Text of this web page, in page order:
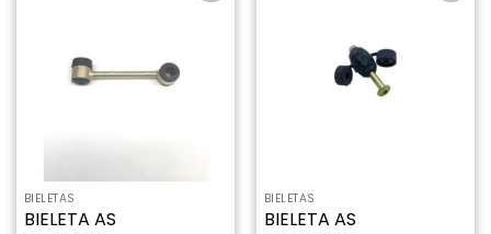
deseos
BIELETAS
BIELETA AS
BIELETAS
BIELETA AS